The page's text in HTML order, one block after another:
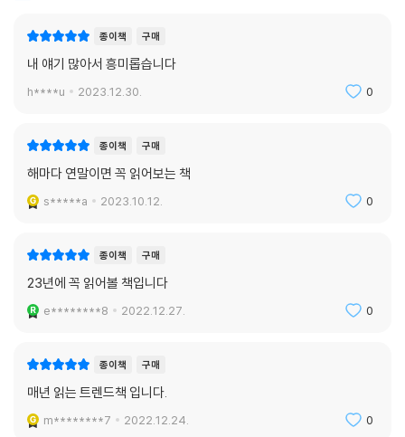
는 비자를 받을 수 있다. 즉, 인도네시아에 있으면서 해외에서 돈을 버는 사
중에서도 발리는 전 세계 디지털 노마드들이 가장 선호하는 원격 근무지,
바로 워케이션하기 가장 좋은 도시다. 최적의 날씨, 최고의 해변을 갖춘 최
심으로 공유 오피스에서 일하며 디지털 노마드의 성지로 불렸었다. 워케이
로 발리인 셈이다. (중략) 2020~2021년간 코로나19 팬데믹으로 타격을
받은 말레이시아는 해외여행이 회복된 2022년부터 다시 목표 달성을 위
---「발리는 왜 디지털 노마드 비자를 발급할까?」중에서
주 5일제가 자리 잡은 데에는 포드자동차가 역할을 했다. 1926년 포드자
동차는 월요일부터 금요일까지 일하는 것을 표준화시켰다. 당시 일요일만
0시간에서 40시간으로 파격적으로 단축시켰다. 왜 헨리 포드는 6일이 아
닌 5일만 근무하게 만들었을까? 노동자를 배려해서 더 쉬라고 그랬던 것
일까? 아니다. 생산 라인이 기술적, 과학적으로 진화하고 노동자의 생산성
까지 높아지면 근무 시간을 줄여도 오히려 생산은 더 늘어날 것을 알고 있
모습은 어느 특별한 디지털 노마드만의 전유물이 아니다. 국내외 대기업을
중심으로, 여행지나 휴가지에서 휴식을 하면서 동시에 원격 근무를 하는
워케이션 제도가 점점 확산되고 있기 때문이다. 코로나19 팬데믹으로 인
한 재택근무, 원격 근무를 경험한 직장인과 기업들은 워케이션 제도에 대
장인들, 대외적으로 사내 복지를 홍보하는 기업들에게 워케이션은 과시의
수단이다.(164쪽)
워케이션 제도의 또 다른 수혜자는 지방 자치 단체다. 호텔, 리조트 등의 관
인구 유입 등의 측면에서 이득을 얻는다.(171쪽) 실제로 강원도, 제주, 경
상남도, 전라남도, 미국 오클라호마주의 털사를 비롯한 70여 개 도시, 일
유치하고 있다. 워케이션 관련 시장이 커질 수밖에 없는 이유다.
* 주 4일 근무제: 조직 내 생산성과 효율성을 강화하려는 조직 관리 담당
워케이션 제도의 궁극적인 목적은 휴식이 아닌 업무의 효율성에 있다. 효
종이책 구매
내 얘기 많아서 흥미롭습니다
h****u 2023.12.30. 0
종이책 구매
해마다 연말이면 꼭 읽어보는 책
s*****a 2023.10.12. 0
종이책 구매
23년에 꼭 읽어볼 책입니다
e********8 2022.12.27. 0
종이책 구매
매년 읽는 트렌드책 입니다.
m********7 2022.12.24. 0